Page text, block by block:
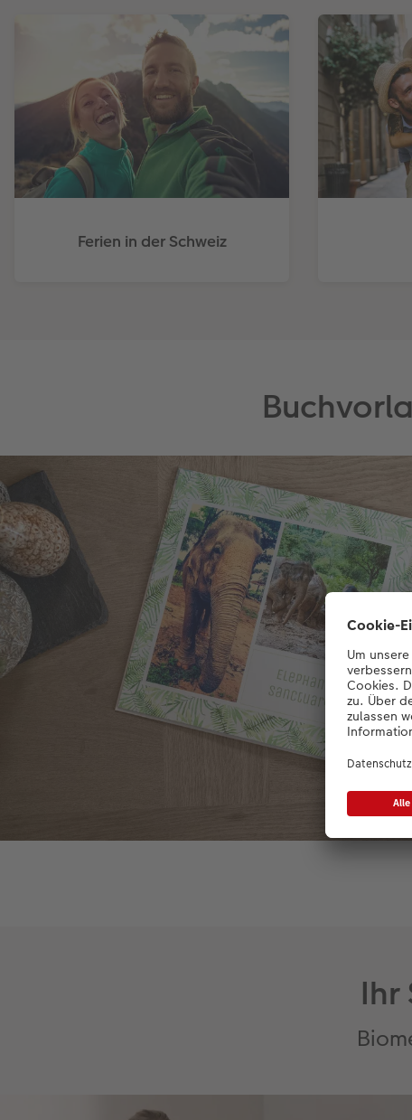
Ferien in der Schweiz
Ihr